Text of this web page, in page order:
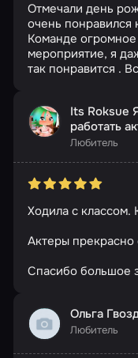
Отмечали день
очень понравился
Команде
мероприятие, я
так понравится .
Its Roksue
работать
Любитель
Ходила с классом.
Актеры прекрасно
Спасибо большое
Ольга
Любитель